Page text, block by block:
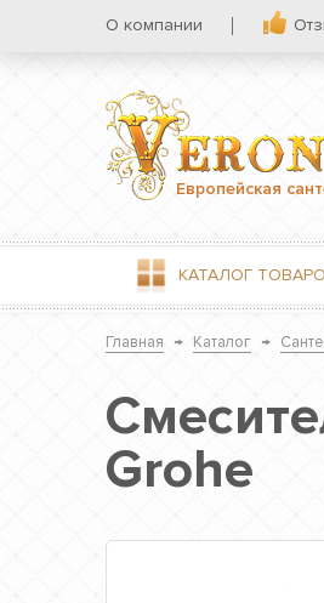
О компании
Европейская
КАТАЛОГ
Главная → Каталог →
Grohe